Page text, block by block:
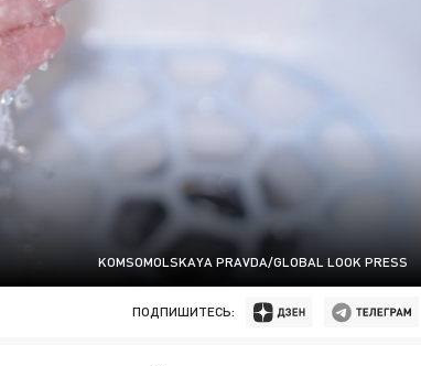
KOMSOMOLSKAYA PRAVDA/GLOBAL LOOK PRESS
ПОДПИШИТЕСЬ: